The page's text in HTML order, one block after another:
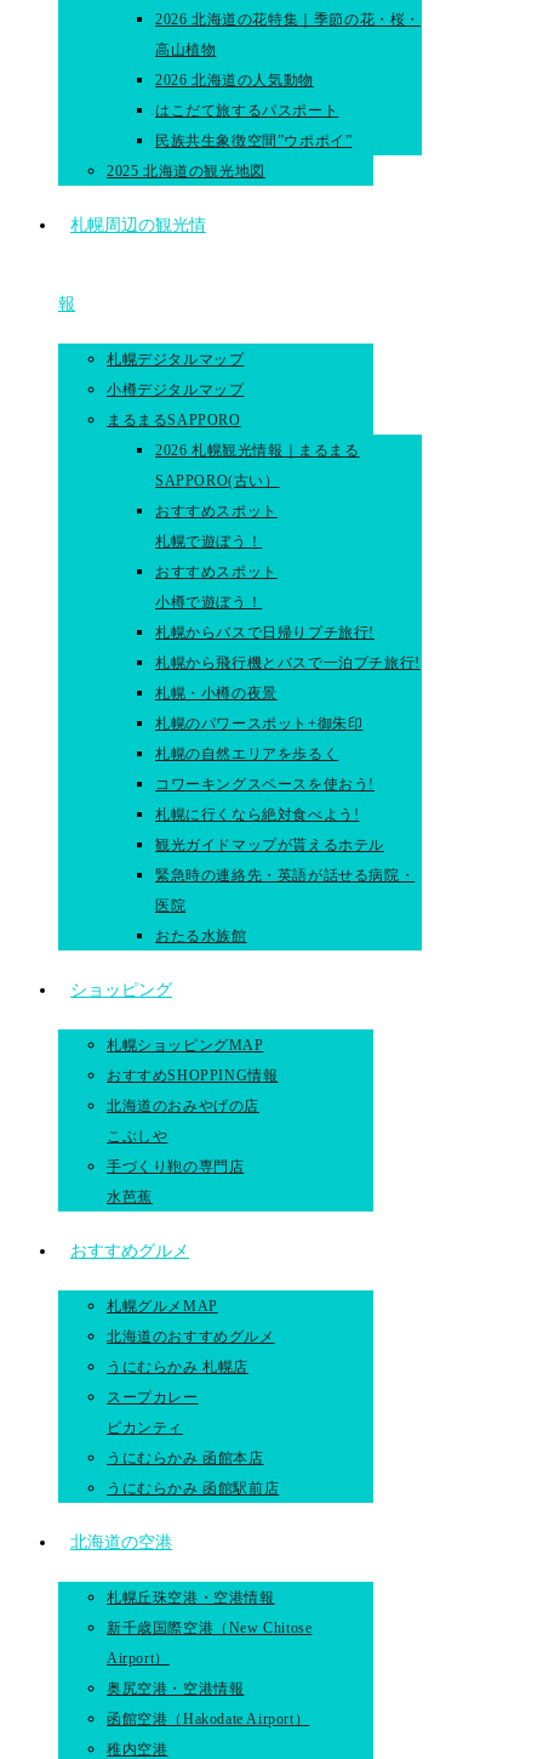
2026 北海道の花特集｜季節の花・桜・
高山植物
2026 北海道の人気動物
はこだて旅するパスポート
民族共生象徴空間”ウポポイ”
2025 北海道の観光地図
札幌周辺の観光情
報
札幌デジタルマップ
小樽デジタルマップ
まるまるSAPPORO
2026 札幌観光情報｜まるまる
SAPPORO(古い）
おすすめスポット
札幌で遊ぼう！
おすすめスポット
小樽で遊ぼう！
札幌からバスで日帰りプチ旅行!
札幌から飛行機とバスで一泊プチ旅行!
札幌・小樽の夜景
札幌のパワースポット+御朱印
札幌の自然エリアを歩るく
コワーキングスペースを使おう!
札幌に行くなら絶対食べよう!
観光ガイドマップが貰えるホテル
緊急時の連絡先・英語が話せる病院・
医院
おたる水族館
ショッピング
札幌ショッピングMAP
おすすめSHOPPING情報
北海道のおみやげの店
こぶしや
手づくり鞄の専門店
水芭蕉
おすすめグルメ
札幌グルメMAP
北海道のおすすめグルメ
うにむらかみ 札幌店
スープカレー
ピカンティ
うにむらかみ 函館本店
うにむらかみ 函館駅前店
北海道の空港
札幌丘珠空港・空港情報
新千歳国際空港（New Chitose
Airport）
奥尻空港・空港情報
函館空港（Hakodate Airport）
稚内空港